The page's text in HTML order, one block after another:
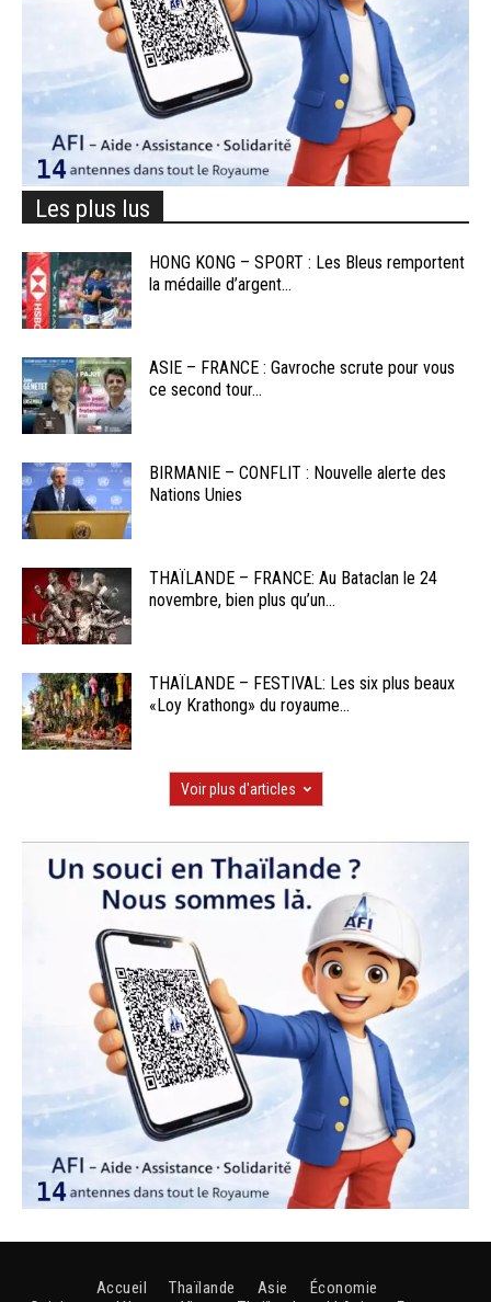
Les plus lus
HONG KONG – SPORT : Les Bleus remportent
la médaille d’argent...
ASIE – FRANCE : Gavroche scrute pour vous
ce second tour...
BIRMANIE – CONFLIT : Nouvelle alerte des
Nations Unies
THAÏLANDE – FRANCE: Au Bataclan le 24
novembre, bien plus qu’un...
THAÏLANDE – FESTIVAL: Les six plus beaux
«Loy Krathong» du royaume...
Voir plus d'articles
Accueil Thaïlande Asie
Économie